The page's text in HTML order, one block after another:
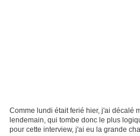
Comme lundi était ferié hier, j'ai décalé
lendemain, qui tombe donc le plus
pour cette interview, j'ai eu la grande